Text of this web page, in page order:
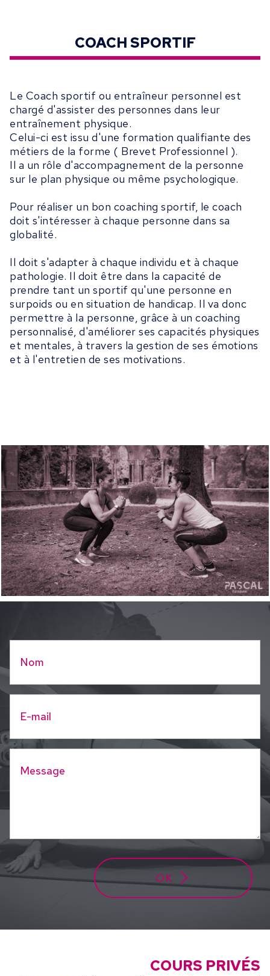
COACH SPORTIF
Le Coach sportif ou entraîneur personnel est
chargé d'assister des personnes dans leur
entraînement physique.
Celui-ci est issu d'une formation qualifiante des
métiers de la forme ( Brevet Professionnel ).
Il a un rôle d'accompagnement de la personne
sur le plan physique ou même psychologique.
Pour réaliser un bon coaching sportif, le coach
doit s'intéresser à chaque personne dans sa
globalité.
Il doit s'adapter à chaque individu et à chaque
pathologie. Il doit être dans la capacité de
prendre tant un sportif qu'une personne en
surpoids ou en situation de handicap. Il va donc
permettre à la personne, grâce à un coaching
personnalisé, d'améliorer ses capacités physiques
et mentales, à travers la gestion de ses émotions
et à l'entretien de ses motivations.
OK
COURS PRIVÉS